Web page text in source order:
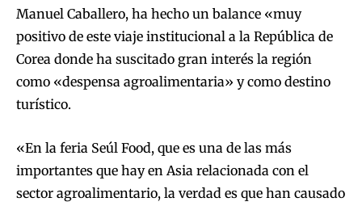
Manuel Caballero, ha hecho un balance «muy
positivo de este viaje institucional a la República de
Corea donde ha suscitado gran interés la región
como «despensa agroalimentaria» y como destino
turístico.
«En la feria Seúl Food, que es una de las más
importantes que hay en Asia relacionada con el
sector agroalimentario, la verdad es que han causado